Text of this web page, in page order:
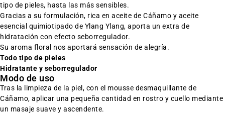
tipo de pieles, hasta las más sensibles.
Gracias a su formulación, rica en aceite de Cáñamo y aceite
esencial quimiotipado de Ylang Ylang, aporta un extra de
hidratación con efecto seborregulador.
Su aroma floral nos aportará sensación de alegría.
Todo tipo de pieles
Hidratante y seborregulador
Modo de uso
Tras la limpieza de la piel, con el mousse desmaquillante de
Cáñamo, aplicar una pequeña cantidad en rostro y cuello mediante
un masaje suave y ascendente.